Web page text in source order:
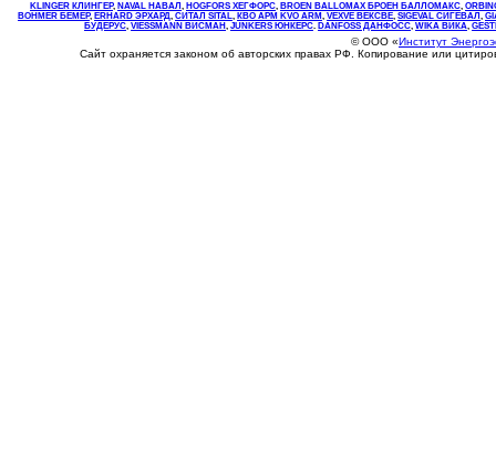
KLINGER КЛИНГЕР, NAVAL НАВАЛ , НOGFORS ХЕГФОРС, BROEN BALLOMAX БРОЕН БАЛЛОМАКС,
BOHMER БЕМЕР, ERHARD ЭРХАРД, СИТАЛ SITAL, КВО АРМ KVO ARM, VEXVE ВЕКСВЕ, SIGEVAL СИГЕВАЛ ,
БУДЕРУС, VIESSMANN ВИСМАН , JUNKERS ЮНКЕРС. DANFOSS ДАНФОСС, WIKA ВИКА,
© ООО «Институт
Сайт охраняется законом об авторских правах РФ. Копирование или